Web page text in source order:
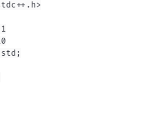
std;